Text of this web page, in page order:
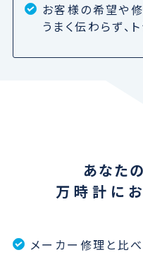
お客様の希望や
うまく伝わらず、
あなた
万時計に
メーカー修理と比